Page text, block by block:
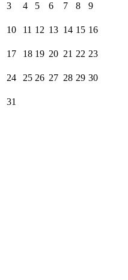
3 4 5 6 7 8 9
10 11 12 13 14 15 16
17 18 19 20 21 22 23
24 25 26 27 28 29 30
31